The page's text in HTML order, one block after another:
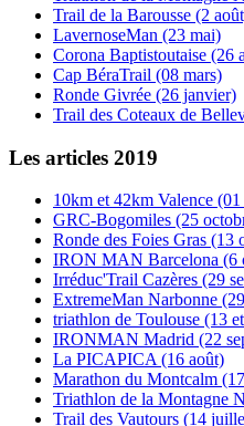
Trail de la Barousse (2
LavernoseMan (23 mai)
Corona Baptistoutaise (26
Cap BéraTrail (08 mars)
Ronde Givrée (26 janvier)
Trail des Coteaux de
Les articles 2019
10km et 42km Valence (01
GRC-Bogomiles (25
Ronde des Foies Gras (13
IRON MAN Barcelona (6
Irréduc'Trail Cazères (29
ExtremeMan Narbonne
triathlon de Toulouse (13
IRONMAN Madrid (22
La PICAPICA (16 août)
Marathon du Montcalm
Triathlon de la Montagne
Trail des Vautours (14